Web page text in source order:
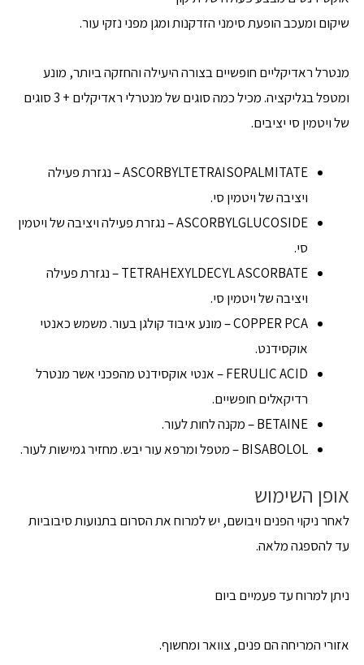
שיקום ומעכב הופעת סימני הזדקנות ומגן מפני נזקי עור.
מנטרל ראדיקליים חופשיים בצורה היעילה והחזקה ביותר, מונע
ומטפל בגליקציה. מכיל כמה סוגים של מנטרלי ראדיקלים + 3 סוגים
של ויטמין סי יציבים.
ASCORBYLTETRAISOPALMITATE – נגזרת פעילה
ויציבה של ויטמין סי.
ASCORBYLGLUCOSIDE – נגזרת פעילה ויציבה של ויטמין
סי.
TETRAHEXYLDECYL ASCORBATE – נגזרת פעילה
ויציבה של ויטמין סי.
COPPER PCA – מונע איבוד קולגן בעור. משמש כאנטי
אוקסידנט.
FERULIC ACID – אנטי אוקסידנט מהפכני אשר מנטרל
רדיקאלים חופשיים.
BETAINE – מקנה לחות לעור.
BISABOLOL – מטפל ומרפא עור יבש. מחזיר גמישות לעור.
אופן השימוש
לאחר ניקוי הפנים ויבושם, יש למרוח את הסרום בתנועות סיבוביות
עד להספגה מלאה.
ניתן למרוח עד פעמיים ביום
אזורי המריחה הם פנים, צוואר ומחשוף.